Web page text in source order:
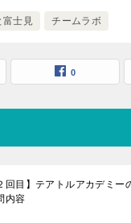
富士見 チームラボ
0
回目】テアトルアカデミー
内容